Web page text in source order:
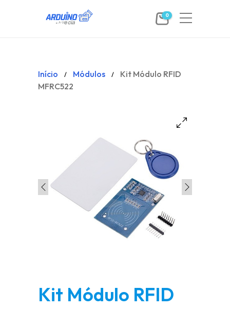
0
Início / Módulos /
Kit Módulo RFID
MFRC522
Kit Módulo RFID